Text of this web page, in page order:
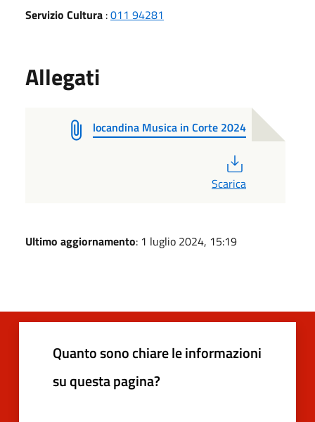
Servizio Cultura :011 94281
Allegati
locandina Musica in Corte 2024
Scarica
Ultimo aggiornamento: 1 luglio 2024, 15:19
Quanto sono chiare le informazioni
su questa pagina?